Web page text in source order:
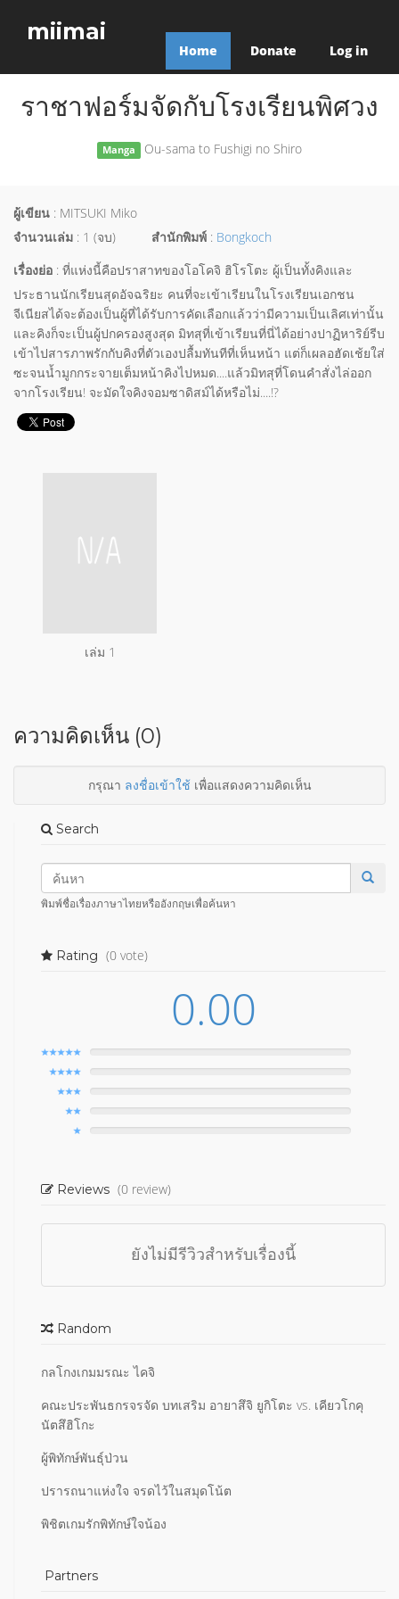
miimai
Home Donate Log in
ราชาฟอร์มจัดกับโรงเรียนพิศวง
Manga Ou-sama to Fushigi no Shiro
ผู้เขียน : MITSUKI Miko
จำนวนเล่ม : 1 (จบ) สำนักพิมพ์ : Bongkoch
เรื่องย่อ : ที่แห่งนี้คือปราสาทของโอโคจิ ฮิโรโตะ ผู้เป็นทั้งคิงและ
ประธานนักเรียนสุดอัจฉริยะ คนที่จะเข้าเรียนในโรงเรียนเอกชน
จีเนียสได้จะต้องเป็นผู้ที่ได้รับการคัดเลือกแล้วว่ามีความเป็นเลิศเท่านั้น
และคิงก็จะเป็นผู้ปกครองสูงสุด มิทสุที่เข้าเรียนที่นี่ได้อย่างปาฏิหาริย์รีบ
เข้าไปสารภาพรักกับคิงที่ตัวเองปลื้มทันทีที่เห็นหน้า แต่ก็เผลอฮัดเช้ยใส่
ซะจนน้ำมูกกระจายเต็มหน้าคิงไปหมด....แล้วมิทสุที่โดนคำสั่งไล่ออก
จากโรงเรียน! จะมัดใจคิงจอมซาดิสม์ได้หรือไม่....!?
เล่ม 1
ความคิดเห็น (0)
กรุณา ลงชื่อเข้าใช้เพื่อแสดงความคิดเห็น
Search
พิมพ์ชื่อเรื่องภาษาไทยหรืออังกฤษเพื่อค้นหา
Rating (0 vote)
0.00
Reviews (0 review)
ยังไม่มีรีวิวสำหรับเรื่องนี้
Random
กลโกงเกมมรณะ ไคจิ
คณะประพันธกรจรจัด บทเสริม อายาสึจิ ยูกิโตะ vs. เคียวโกคุ
นัตสึฮิโกะ
ผู้พิทักษ์พันธุ์ป่วน
ปรารถนาแห่งใจ จรดไว้ในสมุดโน้ต
พิชิตเกมรักพิทักษ์ใจน้อง
Partners